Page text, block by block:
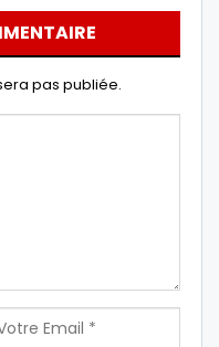
pas publiée.